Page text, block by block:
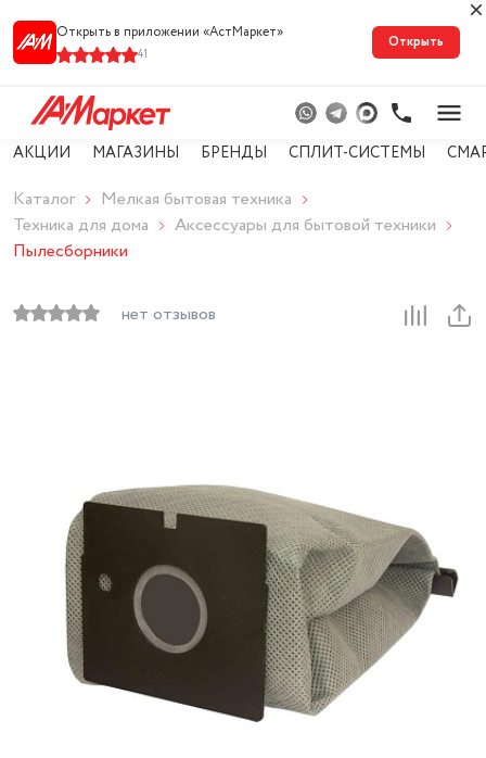
Открыть в приложении «АстМарке‪т‬»
41
Открыть
АКЦИИ МАГАЗИНЫ БРЕНДЫ СПЛИТ-СИСТЕМЫ
Каталог
Мелкая бытовая техника
Техника для дома
Аксессуары для бытовой техники
Пылесборники
нет отзывов